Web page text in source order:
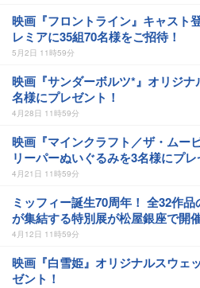
映画『フロントライン』キャスト
レミアに35組70名様をご招待！
5月2日 11時59分
映画『サンダーボルツ*』オリジ
名様にプレゼント！
4月28日 11時59分
映画『マインクラフト／ザ・ムー
リーパーぬいぐるみを3名様にプレ
4月21日 11時59分
ミッフィー誕生70周年！ 全32作
が集結する特別展が松屋銀座で開
4月12日 11時59分
映画『白雪姫』オリジナルスウェ
ゼント！